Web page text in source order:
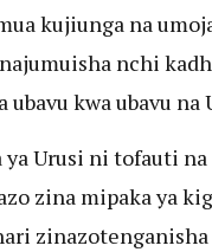
kujiunga na
nchi
ubavu kwa ubavu na
ya Urusi ni tofauti
zina mipaka ya